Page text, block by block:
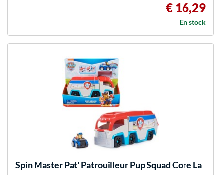
€ 16,29
En stock
Spin MasterPat' Patrouilleur Pup Squad Core La